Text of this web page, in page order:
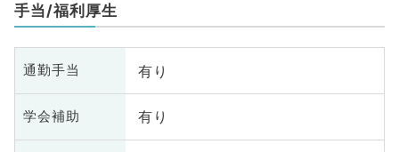
手当/福利厚生
通勤手当 有り
学会補助 有り